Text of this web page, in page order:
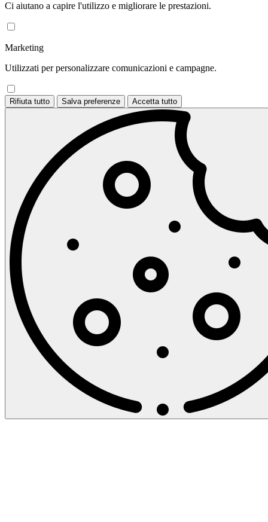
Ci aiutano a capire l'utilizzo e migliorare le prestazioni.
Marketing
Utilizzati per personalizzare comunicazioni e campagne.
Rifiuta tutto Salva preferenze Accetta tutto